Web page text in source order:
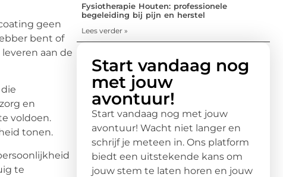
geen
bent of
aan de
en
voldoen.
tonen.
te
Fysiotherapie Houten: professionele
begeleiding bij pijn en herstel
Lees verder »
Start vandaag nog
met jouw
avontuur!
Start vandaag nog met jouw
avontuur! Wacht niet langer en
schrijf je meteen in. Ons platform
biedt een uitstekende kans om
jouw stem te laten horen en jouw